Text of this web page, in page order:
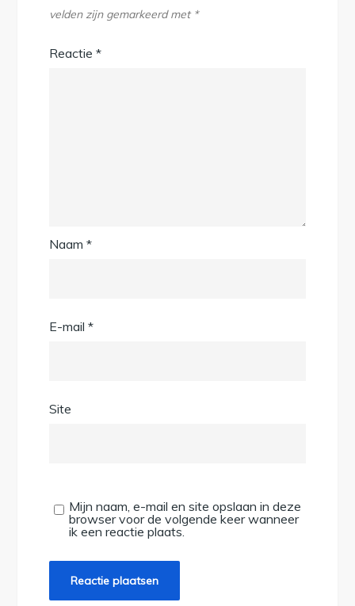
velden zijn gemarkeerd met *
Reactie*
Naam*
E-mail*
Site
Mijn naam, e-mail en site opslaan in deze
browser voor de volgende keer wanneer
ik een reactie plaats.